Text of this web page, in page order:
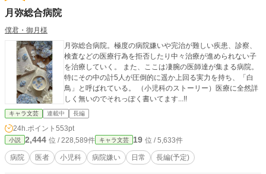
月弥総合病院
僕君・御月様
月弥総合病院。極度の病院嫌いや完治が難しい疾患、診察、
検査などの医療行為を拒否したり中々治療が進められない子
を治療していく。 また、ここは凄腕の医師達が集まる病院。
特にその中の計5人が圧倒的に遥か上回る実力を持ち、「白
鳥」と呼ばれている。 （小児科のストーリー）医療に全然詳
しく無いのでそれっぽく書いてます...!!
キャラ文芸 連載中 長編
24h.ポイント 553pt
小説 2,444 位 / 228,589件 キャラ文芸 19 位 / 5,633件
病院 医者 小児科 病院嫌い 日常 長編(予定)